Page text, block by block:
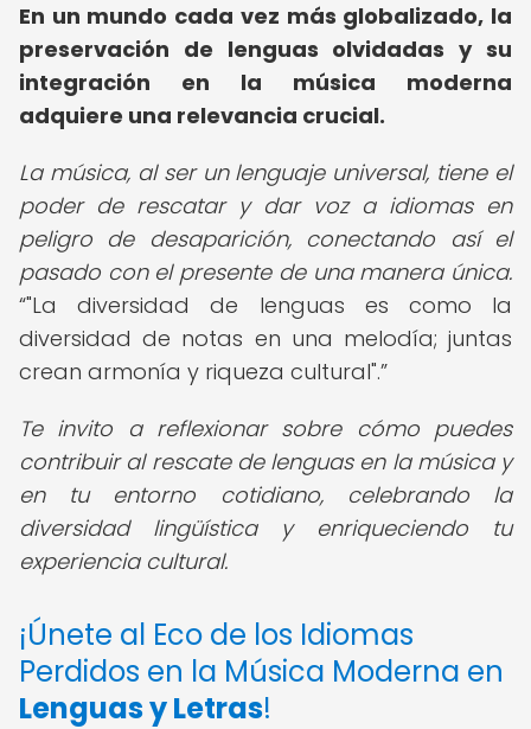
En un mundo cada vez más globalizado, la
preservación de lenguas olvidadas y su
integración en la música moderna
adquiere una relevancia crucial.
La música, al ser un lenguaje universal, tiene el
poder de rescatar y dar voz a idiomas en
peligro de desaparición, conectando así el
pasado con el presente de una manera única.
"La diversidad de lenguas es como la
diversidad de notas en una melodía; juntas
crean armonía y riqueza cultural".
Te invito a reflexionar sobre cómo puedes
contribuir al rescate de lenguas en la música y
en tu entorno cotidiano, celebrando la
diversidad lingüística y enriqueciendo tu
experiencia cultural.
¡Únete al Eco de los Idiomas
Perdidos en la Música Moderna en
Lenguas y Letras!